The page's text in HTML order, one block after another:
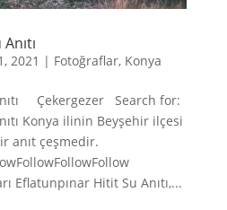
2021 | Fotoğraflar, Konya
Çekergezer Search for:
Konya ilinin Beyşehir ilçesi
anıt çeşmedir.
Eflatunpınar Hitit Su Anıtı,...